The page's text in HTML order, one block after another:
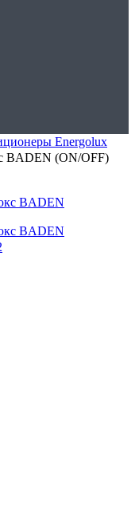
Energolux
BADEN (ON/OFF)